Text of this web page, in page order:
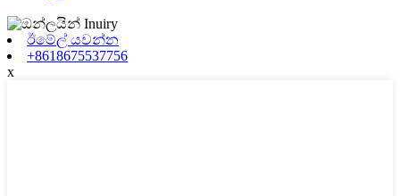
ඊමේල් යවන්න
+8618675537756
x